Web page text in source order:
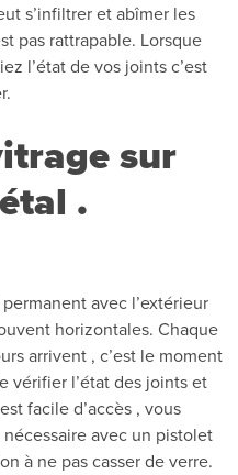
s’infiltrer et abîmer les
pas rattrapable. Lorsque
l’état de vos joints c’est
sur
.
avec l’extérieur
horizontales. Chaque
arrivent , c’est le moment
vérifier l’état des joints et
facile d’accès , vous
avec un pistolet
à ne pas casser de verre.